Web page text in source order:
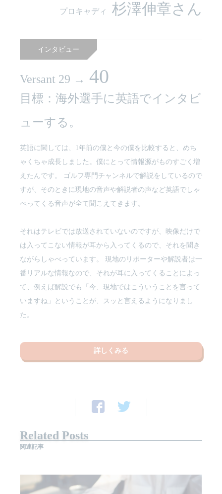
プロキャディ 杉澤伸章さん
インタビュー
Versant 29 → 40
目標：海外選手に英語でインタビ
ューする。
英語に関しては、1年前の僕と今の僕を比較すると、めち
ゃくちゃ成長しました。僕にとって情報源がものすごく増
えたんです。 ゴルフ専門チャンネルで解説をしているので
すが、そのときに現地の音声や解説者の声など英語でしゃ
べってくる音声が全て聞こえてきます。
それはテレビでは放送されていないのですが、映像だけで
は入ってこない情報が耳から入ってくるので、それを聞き
ながらしゃべっています。 現地のリポーターや解説者は一
番リアルな情報なので、それが耳に入ってくることによっ
て、例えば解説でも「今、現地ではこういうことを言って
いますね」ということが、スッと言えるようになりまし
た。
詳しくみる
Related Posts
関連記事